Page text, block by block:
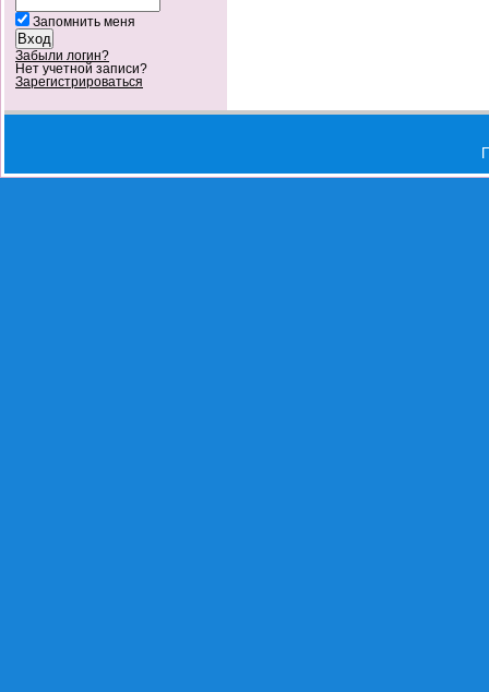
Запомнить меня
Забыли логин?
Нет учетной записи?
Зарегистрироваться